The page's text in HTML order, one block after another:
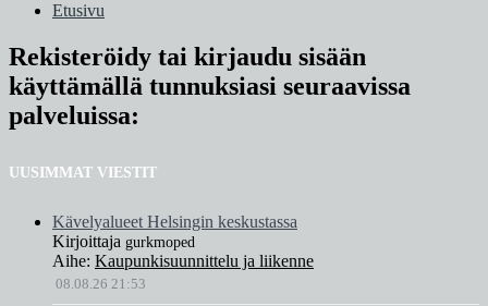
Etusivu
Rekisteröidy tai kirjaudu sisään
käyttämällä tunnuksiasi seuraavissa
palveluissa:
UUSIMMAT VIESTIT
Kävelyalueet Helsingin keskustassa
Kirjoittaja gurkmoped
Aihe: Kaupunkisuunnittelu ja liikenne
08.08.26 21:53